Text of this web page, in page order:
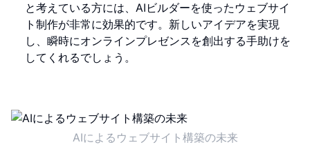
と考えている方には、AIビルダーを使ったウェブサイ
ト制作が非常に効果的です。新しいアイデアを実現
し、瞬時にオンラインプレゼンスを創出する手助けを
してくれるでしょう。
AIによるウェブサイト構築の未来